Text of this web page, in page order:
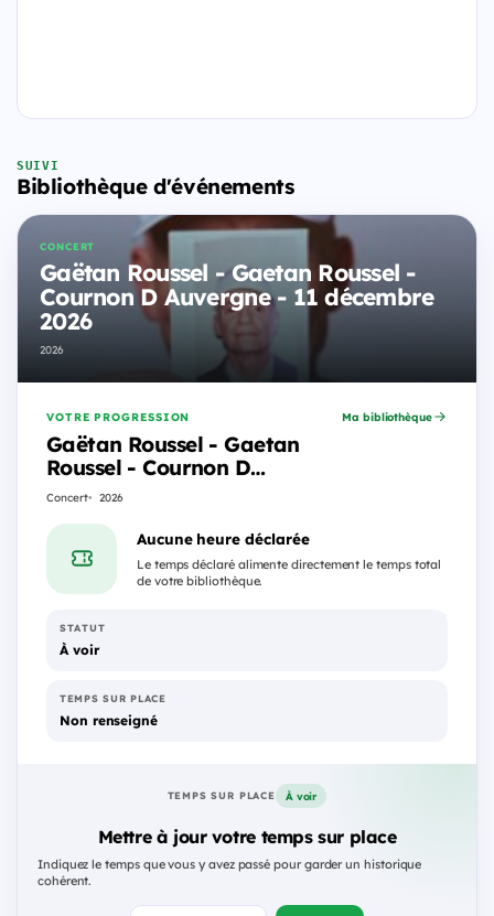
SUIVI
Bibliothèque d'événements
CONCERT
Gaëtan Roussel - Gaetan Roussel -
Cournon D Auvergne - 11 décembre
2026
2026
VOTRE PROGRESSION
Gaëtan Roussel - Gaetan
Roussel - Cournon D
Auvergne - 11 décembre
Concert 2026
Ma bibliothèque
Aucune heure déclarée
Le temps déclaré alimente directement le temps total
de votre bibliothèque.
STATUT
À voir
TEMPS SUR PLACE
Non renseigné
TEMPS SUR PLACE À voir
Mettre à jour votre temps sur place
Indiquez le temps que vous y avez passé pour garder un historique
cohérent.